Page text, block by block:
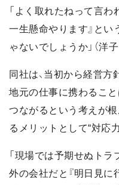
「よく取れたねって言わ
一生懸命やります』と
ゃないでしょうか」（洋子
同社は、当初から経営方
地元の仕事に携わること
つながるという考えが
るメリットとして“対応
「現場では予期せぬトラ
外の会社だと『明日見に